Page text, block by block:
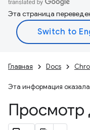
Эта страница
Главная Docs
Эта информация
Просмотр